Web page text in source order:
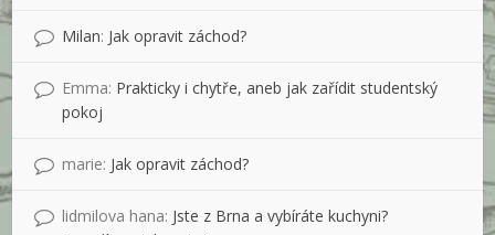
Milan: Jak opravit záchod?
Emma: Prakticky i chytře, aneb jak zařídit studentský
pokoj
marie: Jak opravit záchod?
lidmilova hana: Jste z Brna a vybíráte kuchyni?